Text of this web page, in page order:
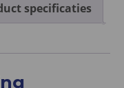
specificaties